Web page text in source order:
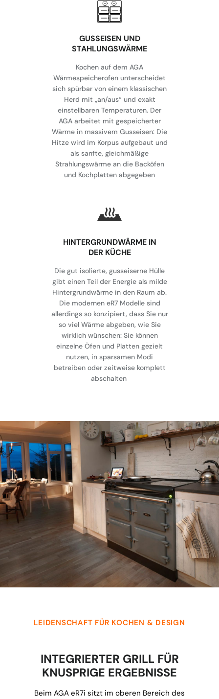
GUSSEISEN UND
STAHLUNGSWÄRME
Kochen auf dem AGA
Wärmespeicherofen unterscheidet
sich spürbar von einem klassischen
Herd mit „an/aus“ und exakt
einstellbaren Temperaturen. Der
AGA arbeitet mit gespeicherter
Wärme in massivem Gusseisen: Die
Hitze wird im Korpus aufgebaut und
als sanfte, gleichmäßige
Strahlungswärme an die Backöfen
und Kochplatten abgegeben
HINTERGRUNDWÄRME IN
DER KÜCHE
Die gut isolierte, gusseiserne Hülle
gibt einen Teil der Energie als milde
Hintergrundwärme in den Raum ab.
Die modernen eR7 Modelle sind
allerdings so konzipiert, dass Sie nur
so viel Wärme abgeben, wie Sie
wirklich wünschen: Sie können
einzelne Öfen und Platten gezielt
nutzen, in sparsamen Modi
betreiben oder zeitweise komplett
abschalten
LEIDENSCHAFT FÜR KOCHEN & DESIGN
INTEGRIERTER GRILL FÜR
KNUSPRIGE ERGEBNISSE
Beim AGA eR7i sitzt im oberen Bereich des